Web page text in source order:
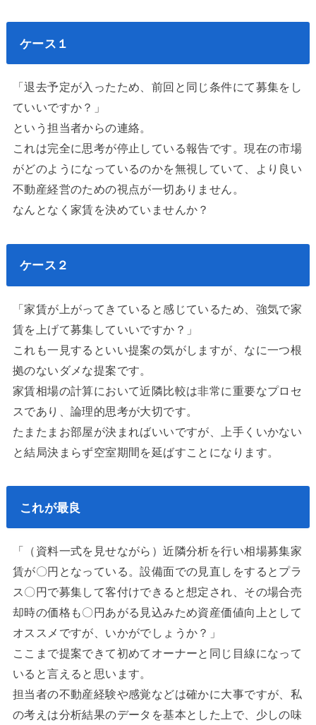
ケース１
「退去予定が入ったため、前回と同じ条件にて募集をし
ていいですか？」
という担当者からの連絡。
これは完全に思考が停止している報告です。現在の市場
がどのようになっているのかを無視していて、より良い
不動産経営のための視点が一切ありません。
なんとなく家賃を決めていませんか？
ケース２
「家賃が上がってきていると感じているため、強気で家
賃を上げて募集していいですか？」
これも一見するといい提案の気がしますが、なに一つ根
拠のないダメな提案です。
家賃相場の計算において近隣比較は非常に重要なプロセ
スであり、論理的思考が大切です。
たまたまお部屋が決まればいいですが、上手くいかない
と結局決まらず空室期間を延ばすことになります。
これが最良
「（資料一式を見せながら）近隣分析を行い相場募集家
賃が〇円となっている。設備面での見直しをするとプラ
ス〇円で募集して客付けできると想定され、その場合売
却時の価格も〇円あがる見込みため資産価値向上として
オススメですが、いかがでしょうか？」
ここまで提案できて初めてオーナーと同じ目線になって
いると言えると思います。
担当者の不動産経験や感覚などは確かに大事ですが、私
の考えは分析結果のデータを基本とした上で、少しの味